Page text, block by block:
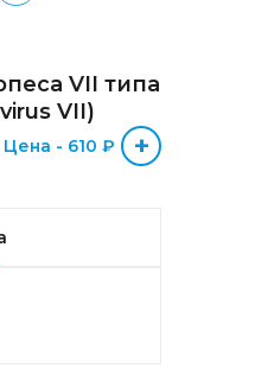
«Пищевая
Молоко f2,
VII типа
VII)
Цена - 610 ₽ +